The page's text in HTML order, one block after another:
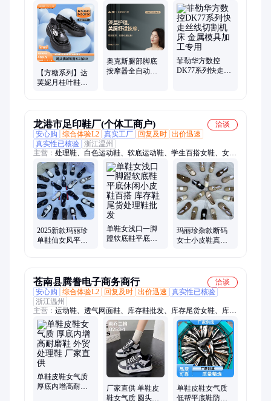
腰带、真皮针扣腰带、青年无头皮带、皮带牛仔裤带、真皮皮带
腰带、学生皮带裤带
【方糖系列】达
芙妮月桂叶鞋女
奥克斯腿部脚底
按摩器全自动足
菲勒华方数控
DK77系列快走丝
龙港市足印鞋厂(个体工商户)
洽谈
安心购
综合体验L2 真实工厂 回复及时 出价迅速
真实性已核验 浙江温州
主营： 处理鞋、白色运动鞋、软底运动鞋、学生百搭女鞋、女童
男童地摊鞋、杂款断码鞋、实体直播鞋、跑步摆摊鞋、儿童运动
鞋、小学生地摊鞋、厚底透气板鞋、厚底休闲小白鞋、库存鞋、
外贸鞋、摆摊鞋、尾货鞋、地摊鞋、断码处理鞋、摆地摊鞋、杂
款鞋、尾货处理鞋、跑量鞋
2025新款玛丽珍
单鞋仙女风平底
单鞋女浅口一脚
蹬软底鞋平底休
玛丽珍杂款断码
女士小皮鞋真皮
苍南县腾誊电子商务商行
洽谈
安心购
综合体验L2 回复及时 出价迅速
真实性已核验
浙江温州
主营： 运动鞋、透气网面鞋、库存鞋批发、库存尾货女鞋、库存
女鞋、外贸库存鞋批发、尾货鞋、库存鞋、外贸鞋、摆摊鞋、地
摊鞋、处理鞋、反季鞋、库存处理鞋、断码鞋、低价鞋、清库存
鞋、外贸尾货鞋、外贸处理鞋、库存尾货男鞋、男鞋尾货清仓、
原厂尾货男鞋、库存男鞋批发
单鞋皮鞋女气质
厚底内增高耐磨
厂家直供 单鞋皮
鞋女气质 圆头低
单鞋皮鞋女气质
低帮平底鞋防滑